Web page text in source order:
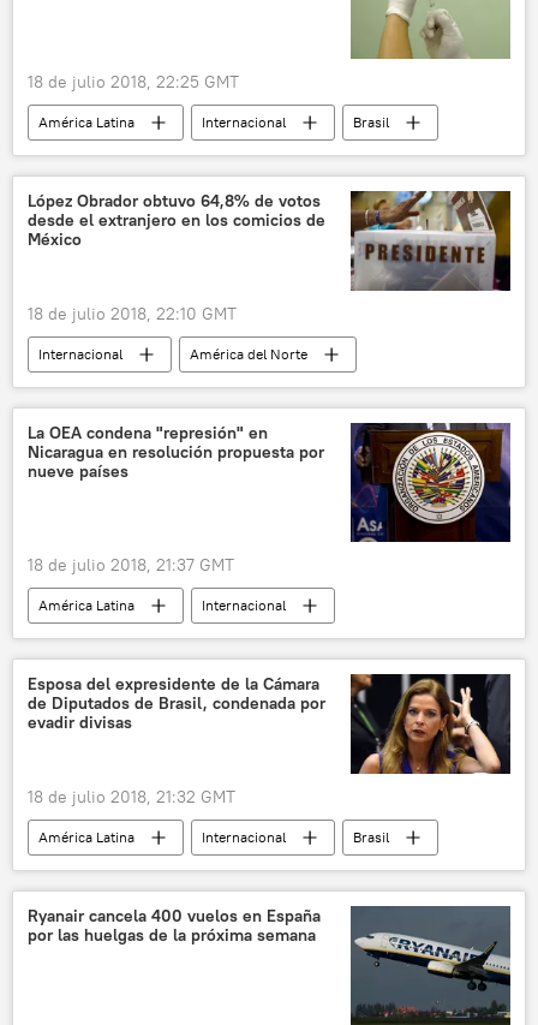
18 de julio 2018, 22:25 GMT
América Latina Internacional
Brasil
Venezuela
sarampión noticias
López Obrador obtuvo 64,8% de votos
desde el extranjero en los comicios de
México
18 de julio 2018, 22:10 GMT
Internacional
América del Norte
México
Andrés Manuel López Obrador
noticias
La OEA condena "represión" en
Nicaragua en resolución propuesta por
nueve países
18 de julio 2018, 21:37 GMT
América Latina
Internacional
Nicaragua
Organización de Estados Americanos (OEA)
noticias
Esposa del expresidente de la Cámara
de Diputados de Brasil, condenada por
evadir divisas
18 de julio 2018, 21:32 GMT
América Latina Internacional
Brasil
justicia
noticias
Ryanair cancela 400 vuelos en España
por las huelgas de la próxima semana